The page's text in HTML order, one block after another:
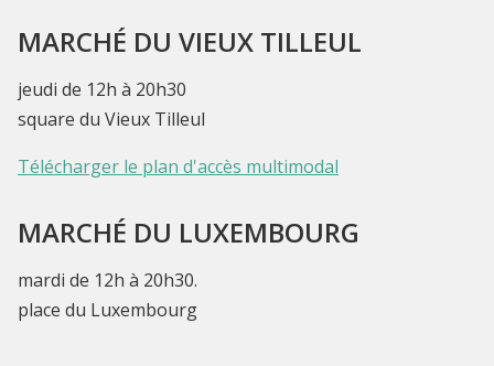
MARCHÉ DU VIEUX TILLEUL
jeudi de 12h à 20h30
square du Vieux Tilleul
Télécharger le plan d'accès multimodal
MARCHÉ DU LUXEMBOURG
mardi de 12h à 20h30.
place du Luxembourg